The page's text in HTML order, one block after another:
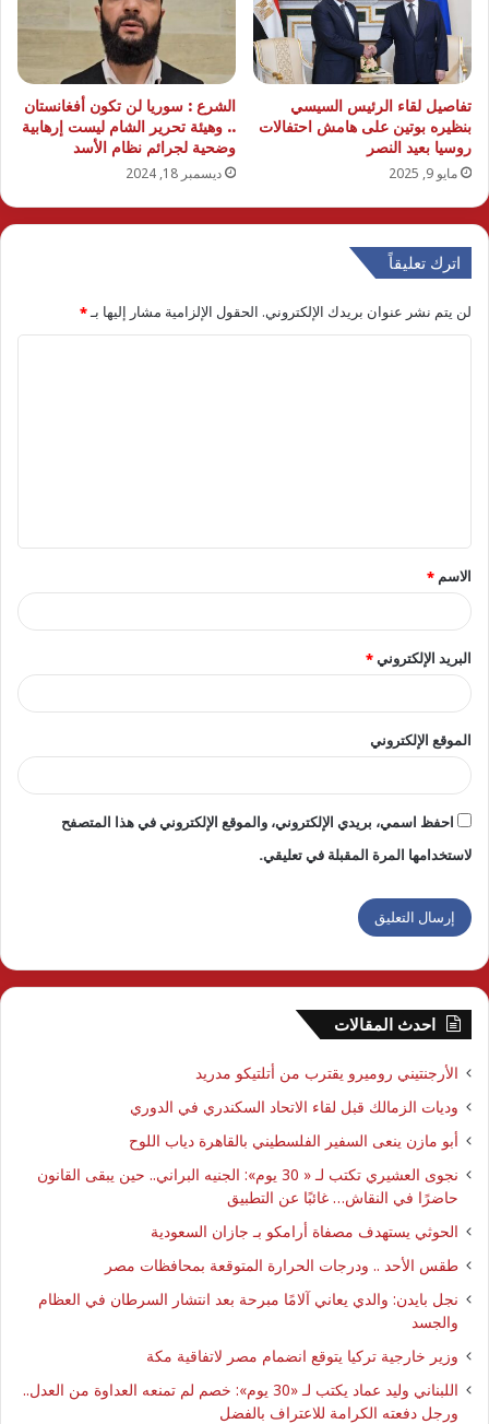
تفاصيل لقاء الرئيس السيسي
بنظيره بوتين على هامش احتفالات
روسيا بعيد النصر
مايو 9, 2025
الشرع : سوريا لن تكون أفغانستان
.. وهيئة تحرير الشام ليست إرهابية
وضحية لجرائم نظام الأسد
ديسمبر 18, 2024
اترك تعليقاً
لن يتم نشر عنوان بريدك الإلكتروني. الحقول الإلزامية مشار إليها بـ*
ق
*
الاسم *
البريد الإلكتروني*
الموقع الإلكتروني
احفظ اسمي، بريدي الإلكتروني، والموقع الإلكتروني في هذا المتصفح
لاستخدامها المرة المقبلة في تعليقي.
احدث المقالات
الأرجنتيني روميرو يقترب من أتلتيكو مدريد
وديات الزمالك قبل لقاء الاتحاد السكندري في الدوري
أبو مازن ينعى السفير الفلسطيني بالقاهرة دياب اللوح
نجوى العشيري تكتب لـ « 30 يوم»: الجنيه البراني.. حين يبقى القانون
حاضرًا في النقاش… غائبًا عن التطبيق
الحوثي يستهدف مصفاة أرامكو بـ جازان السعودية
طقس الأحد .. ودرجات الحرارة المتوقعة بمحافظات مصر
نجل بايدن: والدي يعاني آلامًا مبرحة بعد انتشار السرطان في العظام
والجسد
وزير خارجية تركيا يتوقع انضمام مصر لاتفاقية مكة
اللبناني وليد عماد يكتب لـ «30 يوم»: خصم لم تمنعه العداوة من العدل..
ورجل دفعته الكرامة للاعتراف بالفضل